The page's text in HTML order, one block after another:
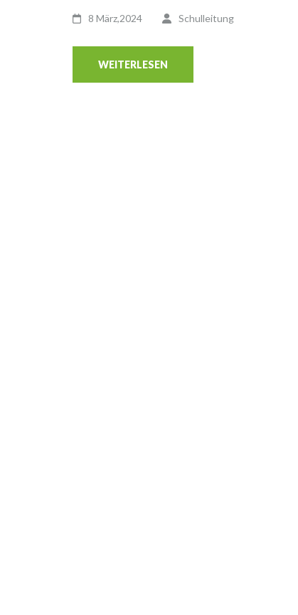
8 März,2024 Schulleitung
WEITERLESEN